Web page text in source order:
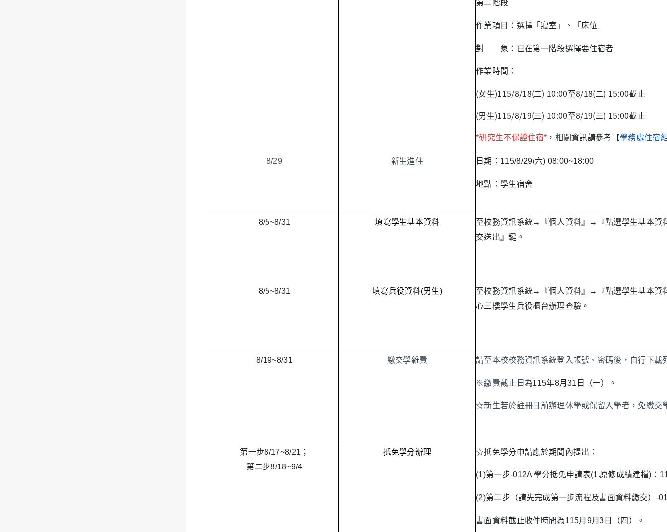
第二階段
作業項目：選擇「寢室」、「床位」
對 象：已在第一階段選擇要住宿者
作業時間：
(女生)115/8/18(二) 10:00至8/18(二) 15:00截止
(男生)115/8/19(三) 10:00至8/19(三) 15:00截止
*研究生不保證住宿* ， 相關資訊請參考【學務處住宿
8/29 新生進住 日期：115/8/29(六) 08:00~18:00
地點：學生宿舍
8/5~8/31 填寫學生基本資料
至校務資訊系統→『個人資料』→『點選學生基本資
交送出』鍵。
8/5~8/31 填寫兵役資料(男生)
至校務資訊系統→『個人資料』→『點選學生基本資
心三樓學生兵役櫃台辦理查驗。
8/19~8/31 繳交學雜費 請至本校校務資訊系統登入帳號、密碼後，自行下
※繳費截止日為115年8月31日（一）。
☆新生若於註冊日前辦理休學或保留入學者，免繳交
第一步8/17~8/21；
第二步8/18~9/4
抵免學分辦理 ☆抵免學分申請應於期間內提出：
(1)第一步-012A 學分抵免申請表(1.原修成績建檔)：
(2)第二步（請先完成第一步流程及書面資料繳交）-
書面資料截止收件時間為115月9月3日（四）。